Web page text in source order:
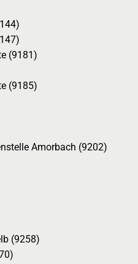
(9181)
(9185)
Amorbach (9202)
(9258)